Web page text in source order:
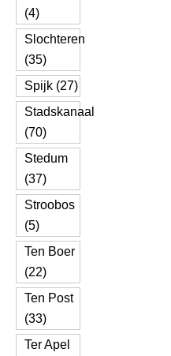
(4)
Slochteren
(35)
Spijk (27)
Stadskanaal
(70)
Stedum
(37)
Stroobos
(5)
Ten Boer
(22)
Ten Post
(33)
Ter Apel